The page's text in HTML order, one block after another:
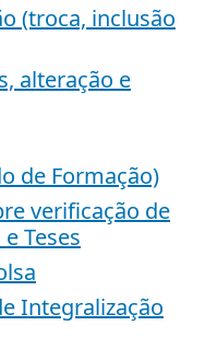
(troca, inclusão
alteração e
de Formação)
verificação de
Teses
Integralização